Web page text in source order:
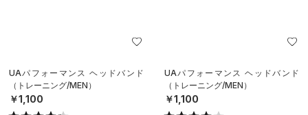
UAパフォーマンス ヘッドバンド
（トレーニング/MEN）
￥1,100
UAパフォーマンス ヘッドバンド
（トレーニング/MEN）
￥1,100